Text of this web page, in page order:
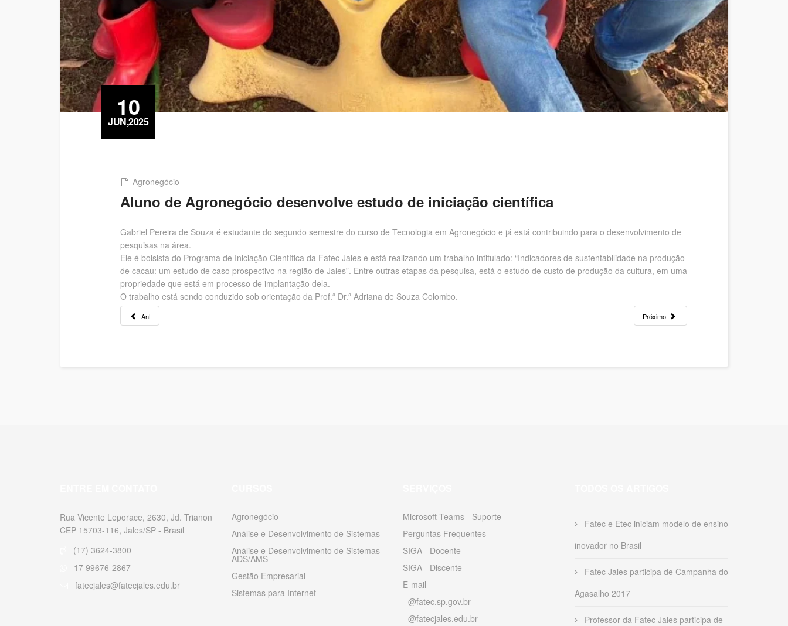
10
JUN,2025
Agronegócio
Aluno de Agronegócio desenvolve estudo de iniciação científica
Gabriel Pereira de Souza é estudante do segundo semestre do curso de Tecnologia em Agronegócio e já está contribuindo para o desenvolvimento de
pesquisas na área.
Ele é bolsista do Programa de Iniciação Científica da Fatec Jales e está realizando um trabalho intitulado: “Indicadores de sustentabilidade na produção
de cacau: um estudo de caso prospectivo na região de Jales”. Entre outras etapas da pesquisa, está o estudo de custo de produção da cultura, em uma
propriedade que está em processo de implantação dela.
O trabalho está sendo conduzido sob orientação da Prof.ª Dr.ª Adriana de Souza Colombo.
Ant Próximo
Rua Vicente Leporace, 2630, Jd. Trianon
CEP 15703-116, Jales/SP - Brasil
(17) 3624-3800
17 99676-2867
fatecjales@fatecjales.edu.br
Agronegócio
Análise e Desenvolvimento de Sistemas
Análise e Desenvolvimento de Sistemas -
ADS/AMS
Gestão Empresarial
Sistemas para Internet
Microsoft Teams - Suporte
Perguntas Frequentes
SIGA - Docente
SIGA - Discente
E-mail
- @fatec.sp.gov.br
- @fatecjales.edu.br
Fatec e Etec iniciam modelo de ensino
inovador no Brasil
Fatec Jales participa de Campanha do
Agasalho 2017
Professor da Fatec Jales participa de